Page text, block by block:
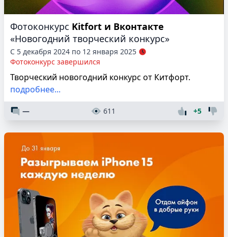
Фотоконкурс Kitfort и Вконтакте
«Новогодний творческий конкурс»
С 5 декабря 2024 по 12 января 2025
Фотоконкурс завершился
Творческий новогодний конкурс от Китфорт.
подробнее...
— 611 +5